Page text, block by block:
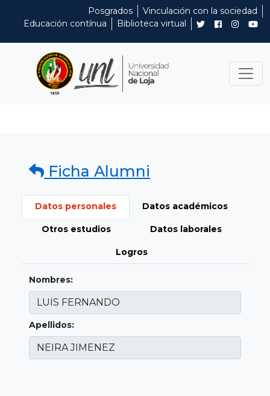
Posgrados
Vinculación con la sociedad
Educación contínua
Biblioteca virtual
Ficha Alumni
Datos personales Datos académicos
Otros estudios Datos laborales
Logros
Nombres:
Apellidos: